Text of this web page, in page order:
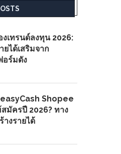
เทรนด์ลงทุน 2026:
ยได้เสริมจาก
อร์มดัง
Shopee
มัครปี 2026? ทาง
างรายได้